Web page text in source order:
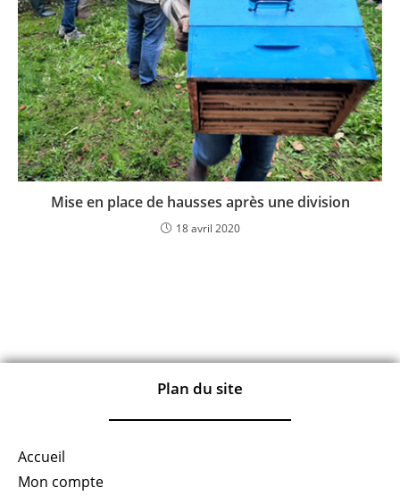
Mise en place de hausses après une division
18 avril 2020
Plan du site
Accueil
Mon compte